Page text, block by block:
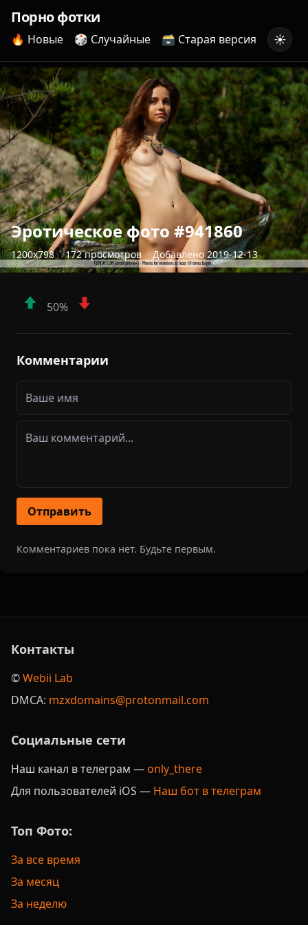
Порно фотки
🔥 Новые 🎲 Случайные 🗃️ Старая версия ☀️
Эротическое фото #941860
1200x798 172 просмотров Добавлено 2019-12-13
50%
Комментарии
Отправить
Комментариев пока нет. Будьте первым.
Контакты
©️Webii Lab
DMCA: mzxdomains@protonmail.com
Социальные сети
Наш канал в телеграм —only_there
Для пользователей iOS — Наш бот в телеграм
Топ Фото:
За все время
За месяц
За неделю